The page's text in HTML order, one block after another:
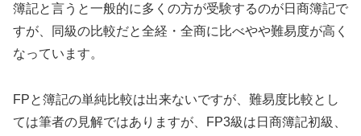
簿記と言うと一般的に多くの方が受験するのが日商簿記で
すが、同級の比較だと全経・全商に比べやや難易度が高く
なっています。
FPと簿記の単純比較は出来ないですが、難易度比較とし
ては筆者の見解ではありますが、FP3級は日商簿記初級、